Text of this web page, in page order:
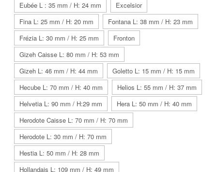
Eubée L : 35 mm / H: 24 mm
Excelsior
Fina L: 25 mm / H: 20 mm
Fontana L: 38 mm / H: 23 mm
Frézia L: 30 mm / H: 25 mm
Fronton
Gizeh Caisse L: 80 mm / H: 53 mm
Gizeh L: 46 mm / H: 44 mm
Goletto L: 15 mm / H: 15 mm
Hecube L: 70 mm / H: 40 mm
Helios L: 55 mm / H: 37 mm
Helvetia L: 90 mm / H:29 mm
Hera L: 50 mm / H: 40 mm
Herodote Caisse L: 70 mm / H: 70 mm
Herodote L: 30 mm / H: 70 mm
Hestia L: 50 mm / H: 28 mm
Hollandais L: 109 mm / H: 49 mm